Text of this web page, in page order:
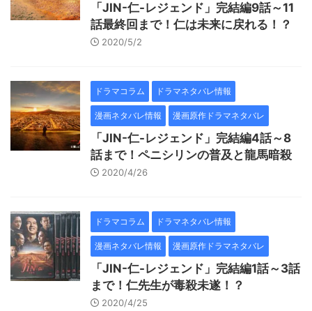
「JIN-仁-レジェンド」完結編9話～11
話最終回まで！仁は未来に戻れる！？
2020/5/2
ドラマコラム ドラマネタバレ情報
漫画ネタバレ情報 漫画原作ドラマネタバレ
「JIN-仁-レジェンド」完結編4話～8
話まで！ペニシリンの普及と龍馬暗殺
2020/4/26
ドラマコラム ドラマネタバレ情報
漫画ネタバレ情報 漫画原作ドラマネタバレ
「JIN-仁-レジェンド」完結編1話～3話
まで！仁先生が毒殺未遂！？
2020/4/25